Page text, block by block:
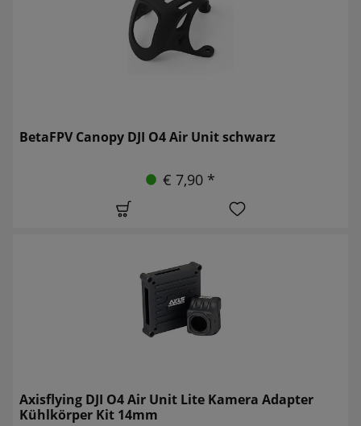
BetaFPV Canopy DJI O4 Air Unit schwarz
€ 7,90 *
Axisflying DJI O4 Air Unit Lite Kamera Adapter
Kühlkörper Kit 14mm